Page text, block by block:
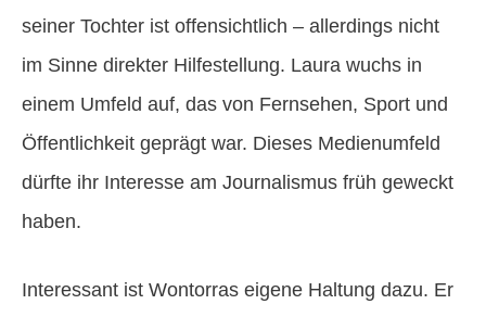
seiner Tochter ist offensichtlich – allerdings nicht
im Sinne direkter Hilfestellung. Laura wuchs in
einem Umfeld auf, das von Fernsehen, Sport und
Öffentlichkeit geprägt war. Dieses Medienumfeld
dürfte ihr Interesse am Journalismus früh geweckt
haben.
Interessant ist Wontorras eigene Haltung dazu. Er